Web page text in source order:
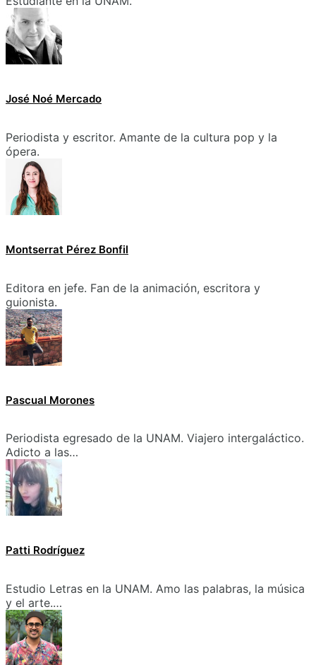
José Noé Mercado
Periodista y escritor. Amante de la cultura pop y la
ópera.
Montserrat Pérez Bonfil
Editora en jefe. Fan de la animación, escritora y
guionista.
Pascual Morones
Periodista egresado de la UNAM. Viajero intergaláctico.
Adicto a las…
Patti Rodríguez
Estudio Letras en la UNAM. Amo las palabras, la música
y el arte.…